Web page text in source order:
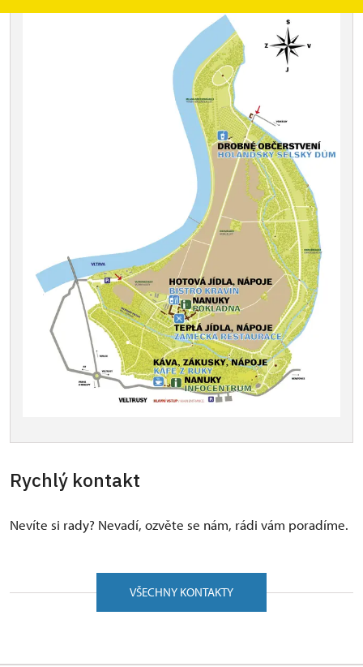
Rychlý kontakt
Nevíte si rady? Nevadí, ozvěte se nám, rádi vám poradíme.
VŠECHNY KONTAKTY